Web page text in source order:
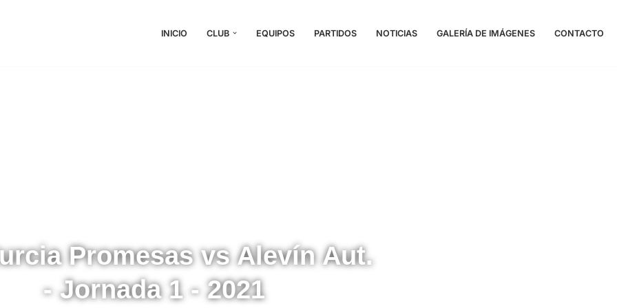
INICIO CLUB EQUIPOS PARTIDOS NOTICIAS GALERÍA DE IMÁGENES CONTACTO
Promesas vs Alevín Aut.
- Jornada 1 - 2021